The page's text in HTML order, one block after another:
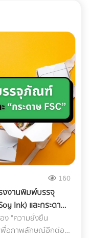
แต่ในมุมมอง
การลงทุนตรง
งเสียหากเกิดข้อผิด
ยโอกาสจากการ
หรือแม้แต่การถูก
ะบบขนส่งที่ไม่ได้
างจึงเปรียบเสมือน
ให้กับธุรกิจของคุณ
ที่มีรถขนส่งแบบ Air-
รอบรมมาตรฐาน
องใช้เวลาในการตรวจ
ประหยัดเวลาของฝ่าย
ขนส่งเฉพาะทาง
ที่ได้มาตรฐาน
ธุรกิจ B2B ชั้นนำ
งเป็นแพ็กเกจ "Pro
นบาท แถมยังเป็น
ด 3. ยิงโฆษณาแบบ
เลิกหว่านโฆษณา
Ads) เจาะกลุ่มคน
ใจ "Work from
หรือทำ
ซต์ของคุณแต่ยังไม่
คา สร้าง Landing
งโฆษณาเจาะตลาด
าง หากทีม In-house
ริการ Outsource คือ
ให้ห้องพักต้องว่าง
าดโรงแรมของคุณวัน
once แพลตฟอร์ม
เลือกให้คุณครบจบใน
วชาญด้านการวาง
Developer / UX-UI
ายที่ AI ของ
สูง (High Risk)"
ธนาคาร AI
นาคาร (ที่เข้าเกณฑ์
ระบบ e-Tax Invoice
าบัญชีบริษัทจำนวนมาก
ระบบจะตีธงแดงทันที
ขึ้น บริษัทแจ้งงบการ
อง 3-5 ปี แต่
ดใหญ่ เช่น รถสปอร์ต
ปยังบัญชีส่วนตัวบ่อย
(Siphoning) หรือการ
ในงบ ไม่สอดคล้อง
มาขายไป หากยอด
ำเข้าสินค้ามีปริมาณ
รจะตั้งข้อสงสัยว่า
ของเถื่อน/ขายตัด
พุ่งสูงปรี๊ด การยัด
160
งงานพิมพ์บรรจุ
Ink) และกระดาษ
ง "ความยั่งยืน
เพื่อภาพลักษณ์อีกต่อ